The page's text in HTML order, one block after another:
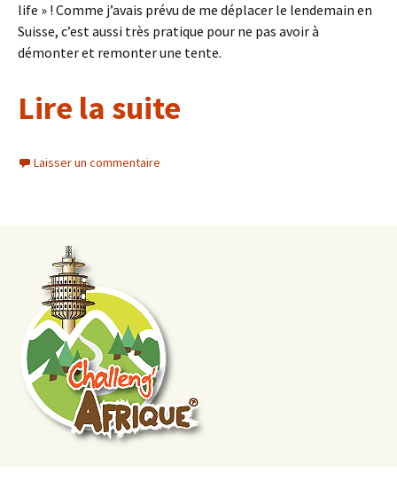
life » ! Comme j’avais prévu de me déplacer le lendemain en
Suisse, c’est aussi très pratique pour ne pas avoir à
démonter et remonter une tente.
Lire la suite
Laisser un commentaire